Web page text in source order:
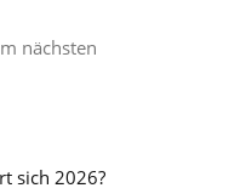
nächsten